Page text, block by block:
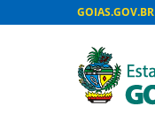
GOIAS.GOV.BR